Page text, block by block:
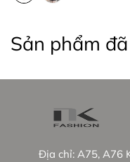
Sản phẩm
Địa chỉ: A75, A76